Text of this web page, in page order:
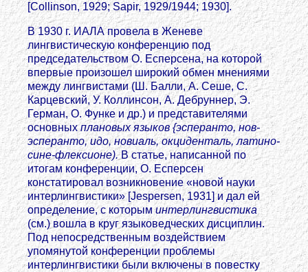
[Collinson, 1929; Sapir, 1929/1944; 1930].
В 1930 г. ИАЛА провела в Женеве
лингвистическую конференцию под
председательством О. Есперсена, на которой
впервые произошел широкий обмен мнениями
между лингвистами (Ш. Балли, А. Сеше, С.
Карцевский, У. Коллинсон, А. Дебруннер, Э.
Герман, О. Функе и др.) и представителями
основныхплановых языков {эсперанто, нов-
эсперанто, идо, новиаль, окциденталь, латино-
сине-флексионе).В статье, написанной по
итогам конференции, О. Есперсен
констатировал возникновение «новой науки
интерлингвистики» [Jespersen, 1931] и дал ей
определение, с которыминтерлингвистика
(см.) вошла в круг языковедческих дисциплин.
Под непосредственным воздействием
упомянутой конференции проблемы
интерлингвистики были включены в повестку